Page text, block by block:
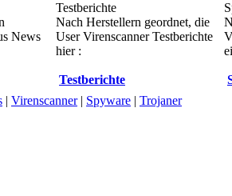
News
Testberichte
Nach Herstellern geordnet, die
User Virenscanner Testberichte
hier :
Testberichte
| Virenscanner| Spyware | Trojaner